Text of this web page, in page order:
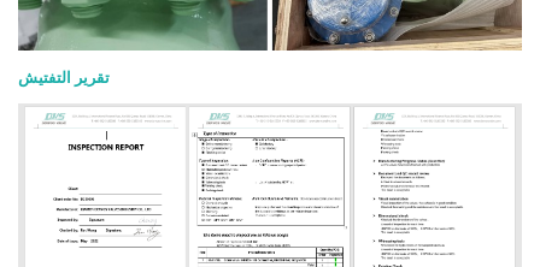
تقرير التفتيش